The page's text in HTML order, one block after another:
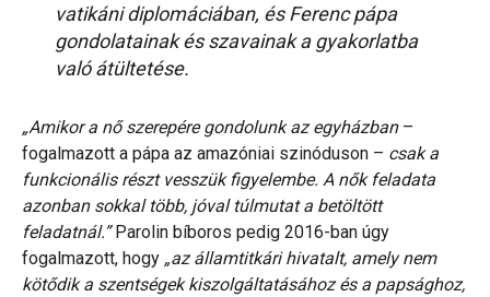
vatikáni diplomáciában, és Ferenc pápa
gondolatainak és szavainak a gyakorlatba
való átültetése.
„Amikor a nő szerepére gondolunk az egyházban–
fogalmazott a pápa az amazóniai szinóduson – csak a
funkcionális részt vesszük figyelembe. A nők feladata
azonban sokkal több, jóval túlmutat a betöltött
feladatnál.”Parolin bíboros pedig 2016-ban úgy
fogalmazott, hogy „az államtitkári hivatalt, amely nem
kötődik a szentségek kiszolgáltatásához és a papsághoz,